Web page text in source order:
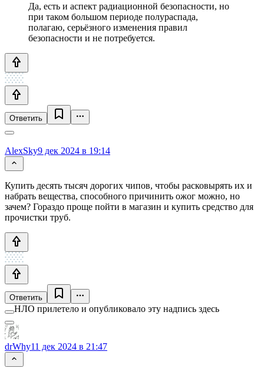
Да, есть и аспект радиационной безопасности, но
при таком большом периоде полураспада,
полагаю, серьёзного изменения правил
безопасности и не потребуется.
Ответить
AlexSky9 дек 2024 в 19:14
Купить десять тысяч дорогих чипов, чтобы расковырять их и
набрать вещества, способного причинить ожог можно, но
зачем? Гораздо проще пойти в магазин и купить средство для
прочистки труб.
Ответить
НЛО прилетело и опубликовало эту надпись здесь
drWhy11 дек 2024 в 21:47